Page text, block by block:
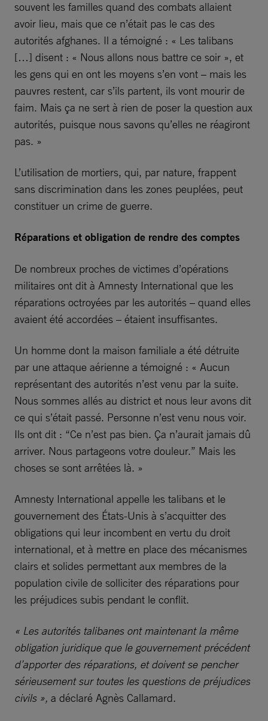
souvent les familles quand des combats allaient
avoir lieu, mais que ce n’était pas le cas des
autorités afghanes. Il a témoigné : « Les talibans
[…] disent : « Nous allons nous battre ce soir », et
les gens qui en ont les moyens s’en vont – mais les
pauvres restent, car s’ils partent, ils vont mourir de
faim. Mais ça ne sert à rien de poser la question aux
autorités, puisque nous savons qu’elles ne réagiront
pas. »
L’utilisation de mortiers, qui, par nature, frappent
sans discrimination dans les zones peuplées, peut
constituer un crime de guerre.
Réparations et obligation de rendre des comptes
De nombreux proches de victimes d’opérations
militaires ont dit à Amnesty International que les
réparations octroyées par les autorités – quand elles
avaient été accordées – étaient insuffisantes.
Un homme dont la maison familiale a été détruite
par une attaque aérienne a témoigné : « Aucun
représentant des autorités n’est venu par la suite.
Nous sommes allés au district et nous leur avons dit
ce qui s’était passé. Personne n’est venu nous voir.
Ils ont dit : “Ce n’est pas bien. Ça n’aurait jamais dû
arriver. Nous partageons votre douleur.” Mais les
choses se sont arrêtées là. »
Amnesty International appelle les talibans et le
gouvernement des États-Unis à s’acquitter des
obligations qui leur incombent en vertu du droit
international, et à mettre en place des mécanismes
clairs et solides permettant aux membres de la
population civile de solliciter des réparations pour
les préjudices subis pendant le conflit.
« Les autorités talibanes ont maintenant la même
obligation juridique que le gouvernement précédent
d’apporter des réparations, et doivent se pencher
sérieusement sur toutes les questions de préjudices
civils », a déclaré Agnès Callamard.